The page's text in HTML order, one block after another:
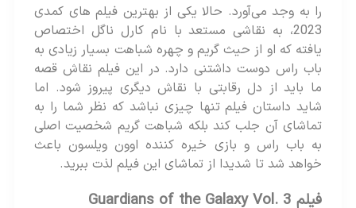
را به وجد می‌آورد. حالا یکی از بهترین فیلم های کمدی
2023، به نقاشی مستعد با نام کارل ناگل اختصاص
یافته که او از حیث گریم و چهره شباهت بسیار زیادی به
باب راس دوست داشتنی دارد. در این فیلم نقاش قصه
ما باید از دل رقابتی با نقاش دیگری پیروز شود. اما
شاید داستان فیلم تنها چیزی نباشد که نظر شما را به
تماشای آن جلب کند بلکه شباهت گریم شخصیت اصلی
به باب راس و بازی خیره کننده اوون ویلسون باعث
خواهد شد تا شدیدا از تماشای این فیلم لذت ببرید.